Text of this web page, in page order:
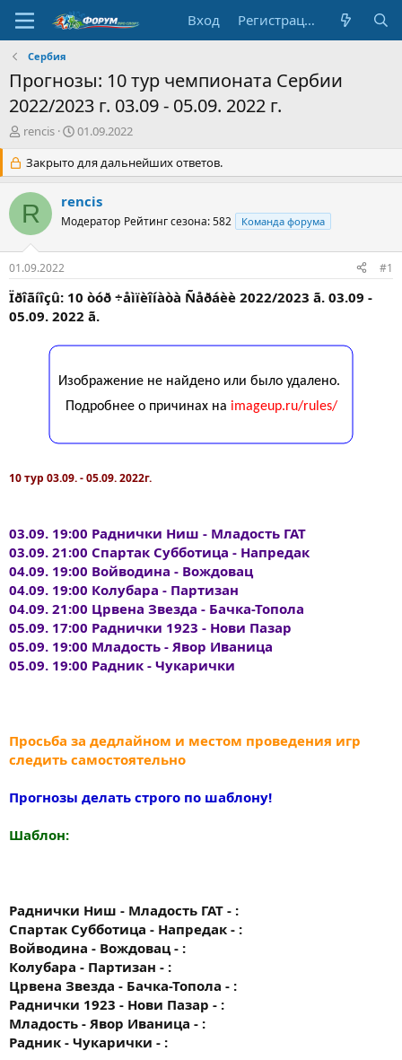
Вход Регистрация
Сербия
Прогнозы: 10 тур чемпионата Сербии
2022/2023 г. 03.09 - 05.09. 2022 г.
А
т
о
р
т
е
м
rencis
Д
т
а
а
ч
а
01.09.2022
Закрыто для дальнейших ответов.
R rencis
Модератор Рейтинг сезона: 582 Команда форума
01.09.2022 #1
Ïðîãíîçû: 10 òóð ÷åìïèîíàòà Ñåðáèè 2022/2023 ã. 03.09 -
05.09. 2022 ã.
10 тур 03.09. - 05.09. 2022г.
03.09. 19:00 Раднички Ниш - Младость ГАТ
03.09. 21:00 Спартак Субботица - Напредак
04.09. 19:00 Войводина - Вождовац
04.09. 19:00 Колубара - Партизан
04.09. 21:00 Црвена Звезда - Бачка-Топола
05.09. 17:00 Раднички 1923 - Нови Пазар
05.09. 19:00 Младость - Явор Иваница
05.09. 19:00 Радник - Чукарички
Просьба за дедлайном и местом проведения игр
следить самостоятельно
Прогнозы делать строго по шаблону!
Шаблон:
Раднички Ниш - Младость ГАТ - :
Спартак Субботица - Напредак - :
Войводина - Вождовац - :
Колубара - Партизан - :
Црвена Звезда - Бачка-Топола - :
Раднички 1923 - Нови Пазар - :
Младость - Явор Иваница - :
Радник - Чукарички - :